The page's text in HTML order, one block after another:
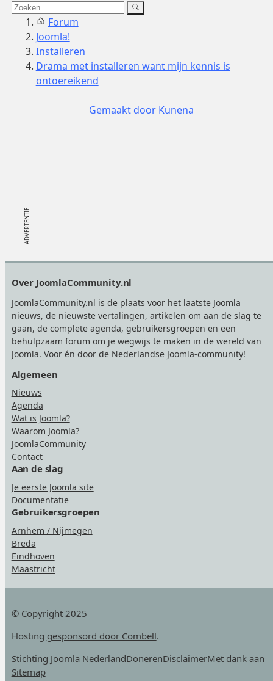
Forum
Joomla!
Installeren
Drama met installeren want mijn kennis is
ontoereikend
Gemaakt door Kunena
Over JoomlaCommunity.nl
JoomlaCommunity.nl is de plaats voor het laatste Joomla
nieuws, de nieuwste vertalingen, artikelen om aan de slag te
gaan, de complete agenda, gebruikersgroepen en een
behulpzaam forum om je wegwijs te maken in de wereld van
Joomla. Voor én door de Nederlandse Joomla-community!
Algemeen
Nieuws
Agenda
Wat is Joomla?
Waarom Joomla?
JoomlaCommunity
Contact
Aan de slag
Je eerste Joomla site
Documentatie
Gebruikersgroepen
Arnhem / Nijmegen
Breda
Eindhoven
Maastricht
© Copyright 2025
Hosting gesponsord door Combell.
Stichting Joomla NederlandDonerenDisclaimerMet dank aan
Sitemap